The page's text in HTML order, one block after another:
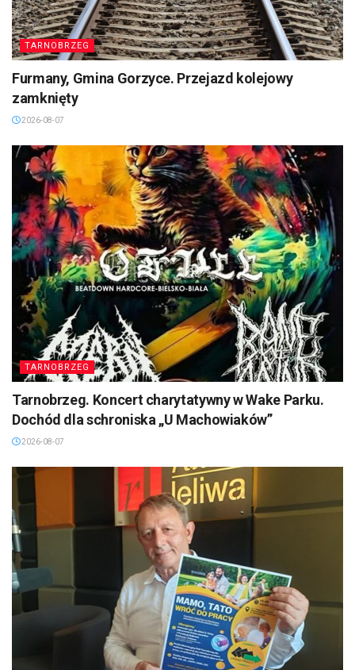
TARNOBRZEG
Furmany, Gmina Gorzyce. Przejazd kolejowy
zamknięty
2026-08-07
TARNOBRZEG
Tarnobrzeg. Koncert charytatywny w Wake Parku.
Dochód dla schroniska „U Machowiaków”
2026-08-07